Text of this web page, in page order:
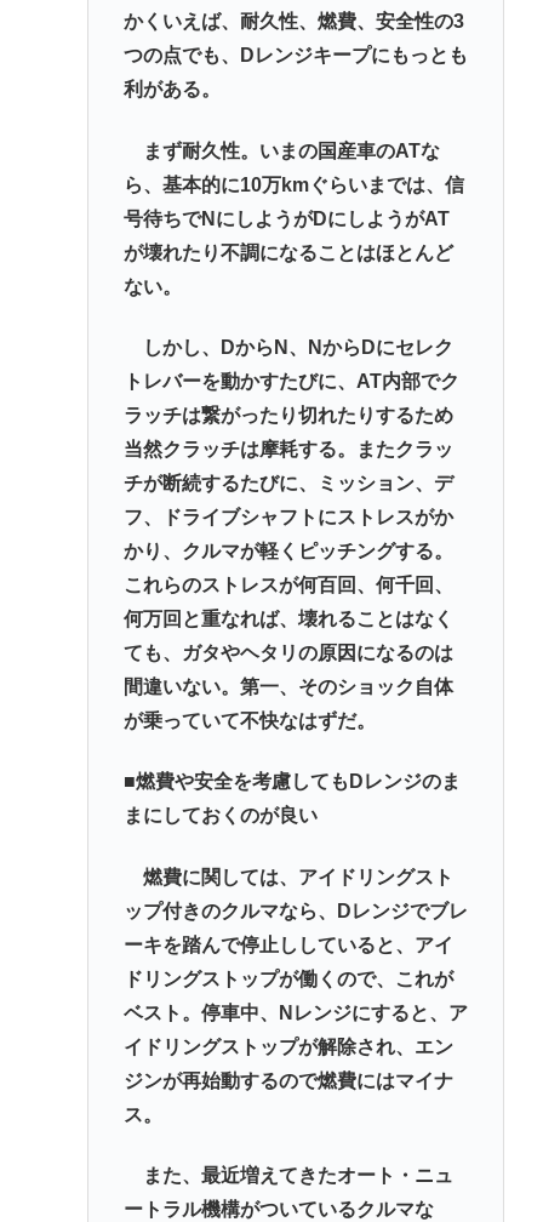
かくいえば、耐久性、燃費、安全性の3
つの点でも、Dレンジキープにもっとも
利がある。
まず耐久性。いまの国産車のATな
ら、基本的に10万kmぐらいまでは、信
号待ちでNにしようがDにしようがAT
が壊れたり不調になることはほとんど
ない。
しかし、DからN、NからDにセレク
トレバーを動かすたびに、AT内部でク
ラッチは繋がったり切れたりするため
当然クラッチは摩耗する。またクラッ
チが断続するたびに、ミッション、デ
フ、ドライブシャフトにストレスがか
かり、クルマが軽くピッチングする。
これらのストレスが何百回、何千回、
何万回と重なれば、壊れることはなく
ても、ガタやヘタリの原因になるのは
間違いない。第一、そのショック自体
が乗っていて不快なはずだ。
■燃費や安全を考慮してもDレンジのま
まにしておくのが良い
燃費に関しては、アイドリングスト
ップ付きのクルマなら、Dレンジでブレ
ーキを踏んで停止ししていると、アイ
ドリングストップが働くので、これが
ベスト。停車中、Nレンジにすると、ア
イドリングストップが解除され、エン
ジンが再始動するので燃費にはマイナ
ス。
また、最近増えてきたオート・ニュ
ートラル機構がついているクルマな